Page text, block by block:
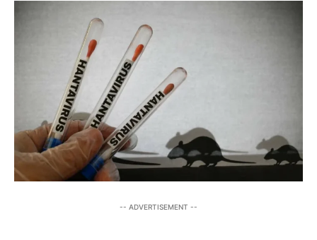
-- ADVERTISEMENT --